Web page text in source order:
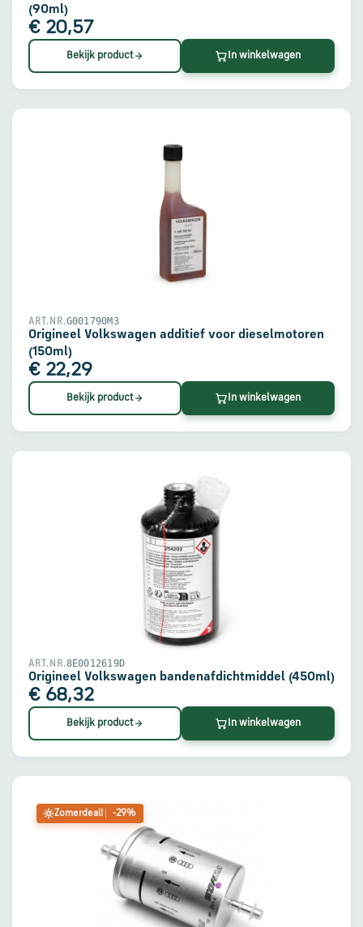
(90ml)
€ 20,57
Bekijk product In winkelwagen
ART.NR.G001790M3
Origineel Volkswagen additief voor dieselmotoren
(150ml)
€ 22,29
Bekijk product In winkelwagen
ART.NR.8E0012619D
Origineel Volkswagen bandenafdichtmiddel (450ml)
€ 68,32
Bekijk product In winkelwagen
Zomerdeal! -29%